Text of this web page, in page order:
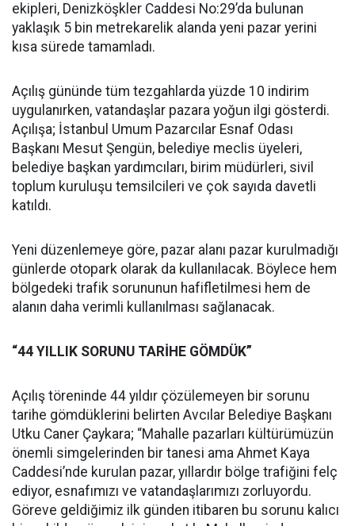
ekipleri, Denizköşkler Caddesi No:29’da bulunan
yaklaşık 5 bin metrekarelik alanda yeni pazar yerini
kısa sürede tamamladı.
Açılış gününde tüm tezgahlarda yüzde 10 indirim
uygulanırken, vatandaşlar pazara yoğun ilgi gösterdi.
Açılışa; İstanbul Umum Pazarcılar Esnaf Odası
Başkanı Mesut Şengün, belediye meclis üyeleri,
belediye başkan yardımcıları, birim müdürleri, sivil
toplum kuruluşu temsilcileri ve çok sayıda davetli
katıldı.
Yeni düzenlemeye göre, pazar alanı pazar kurulmadığı
günlerde otopark olarak da kullanılacak. Böylece hem
bölgedeki trafik sorununun hafifletilmesi hem de
alanın daha verimli kullanılması sağlanacak.
“44 YILLIK SORUNU TARİHE GÖMDÜK”
Açılış töreninde 44 yıldır çözülemeyen bir sorunu
tarihe gömdüklerini belirten Avcılar Belediye Başkanı
Utku Caner Çaykara; “Mahalle pazarları kültürümüzün
önemli simgelerinden bir tanesi ama Ahmet Kaya
Caddesi’nde kurulan pazar, yıllardır bölge trafiğini felç
ediyor, esnafımızı ve vatandaşlarımızı zorluyordu.
Göreve geldiğimiz ilk günden itibaren bu sorunu kalıcı